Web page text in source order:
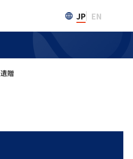
JP EN
>
遺贈